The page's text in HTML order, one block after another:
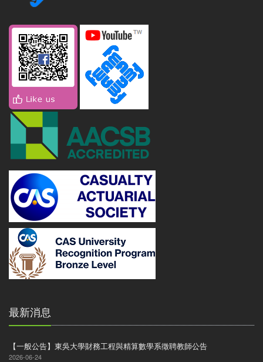
最新消息
【一般公告】東吳大學財務工程與精算數學系徵聘教師公告
2026-06-24